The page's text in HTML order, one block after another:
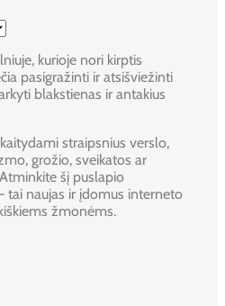
kurioje nori kirptis
pasigražinti ir atsišviežinti
blakstienas ir antakius
straipsnius verslo,
grožio, sveikatos ar
šį puslapio
tai naujas ir įdomus interneto
žmonėms.